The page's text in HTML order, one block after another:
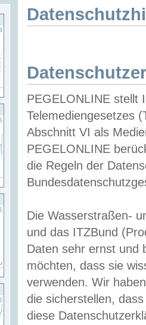
PEGELONLINE stellt
Telemediengesetzes
Abschnitt VI als
PEGELONLINE
die Regeln der
Die Wasserstraßen-
und das ITZBund
Daten sehr ernst und
möchten, dass sie
verwenden. Wir
die sicherstellen,
diese